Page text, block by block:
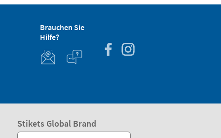
Brauchen Sie
Hilfe?
Stikets Global Brand